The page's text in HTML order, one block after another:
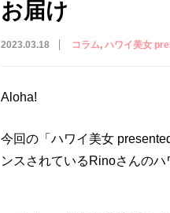
お届け
2023.03.18 コラム ハワイ美女
Aloha!
今回の「ハワイ美女
ンスされているRinoさんの